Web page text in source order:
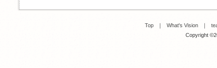
Top ｜ What's Vision ｜
Copyright